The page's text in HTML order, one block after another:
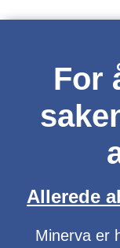
For
Allerede
Minerva er